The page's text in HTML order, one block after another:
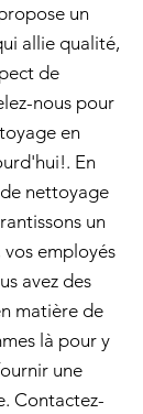
un
allie qualité,
de
nous pour
en
En
nettoyage
un
vos employés
avez des
matière de
là pour y
une
Contactez-